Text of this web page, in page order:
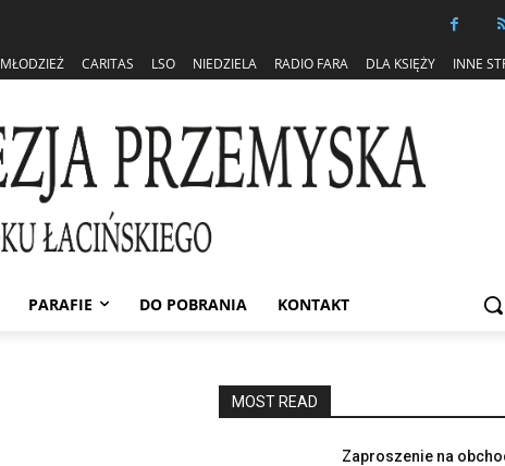
MŁODZIEŻ CARITAS LSO NIEDZIELA RADIO FARA DLA KSIĘŻY INNE
PARAFIE DO POBRANIA KONTAKT
MOST READ
Zaproszenie na